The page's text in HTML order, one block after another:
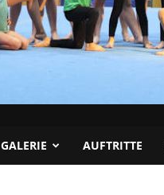
GALERIE AUFTRITTE